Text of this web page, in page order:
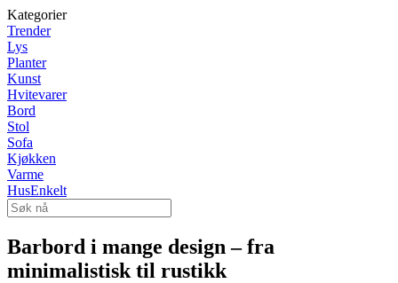
Kategorier
Trender
Lys
Planter
Kunst
Hvitevarer
Bord
Stol
Sofa
Kjøkken
Varme
HusEnkelt
Barbord i mange design – fra
minimalistisk til rustikk